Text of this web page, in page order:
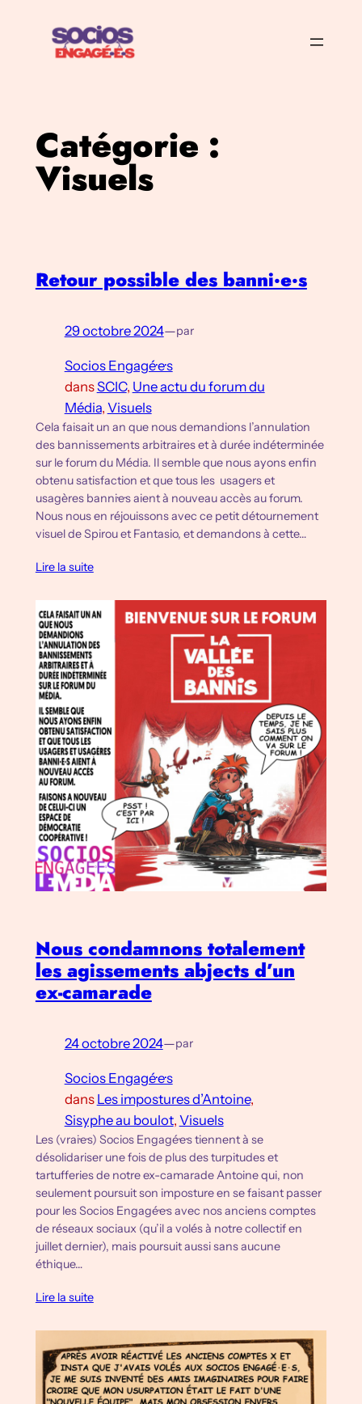
contenu
Catégorie :
Visuels
Retour possible des banni·e·s
29 octobre 2024—par
Socios Engagé·e·s
dansSCIC, Une actu du forum du
Média, Visuels
Cela faisait un an que nous demandions l’annulation
des bannissements arbitraires et à durée indéterminée
sur le forum du Média. Il semble que nous ayons enfin
obtenu satisfaction et que tous les usagers et
usagères banni·e·s aient à nouveau accès au forum.
Nous nous en réjouissons avec ce petit détournement
visuel de Spirou et Fantasio, et demandons à cette…
Lire la suite
Nous condamnons totalement
les agissements abjects d’un
ex-camarade
24 octobre 2024—par
Socios Engagé·e·s
dans Les impostures d’Antoine
Sisyphe au boulot, Visuels
Les (vrai·e·s) Socios Engagé·e·s tiennent à se
désolidariser une fois de plus des turpitudes et
tartufferies de notre ex-camarade Antoine qui, non
seulement poursuit son imposture en se faisant passer
pour les Socios Engagé·e·s avec nos anciens comptes
de réseaux sociaux (qu’il a volés à notre collectif en
juillet dernier), mais poursuit aussi sans aucune
éthique…
Lire la suite